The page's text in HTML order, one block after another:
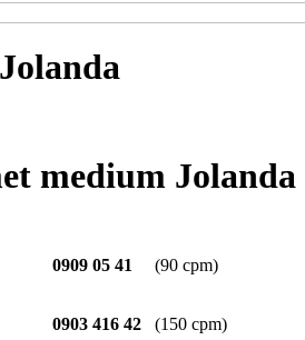
medium Jolanda
0909 05 41 (90 cpm)
0903 416 42 (150 cpm)